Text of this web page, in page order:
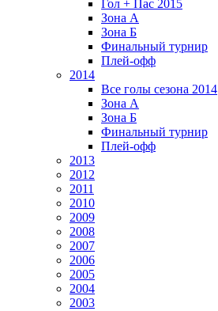
Гол + Пас 2015
Зона А
Зона Б
Финальный турнир
Плей-офф
2014
Все голы сезона 2014
Зона А
Зона Б
Финальный турнир
Плей-офф
2013
2012
2011
2010
2009
2008
2007
2006
2005
2004
2003